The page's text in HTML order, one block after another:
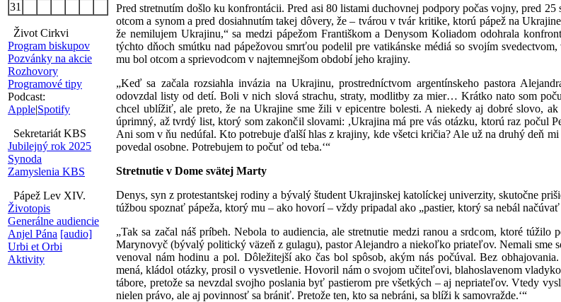
31
Život Cirkvi
Program biskupov
Pozvánky na akcie
Rozhovory
Programové tipy
Podcast:
Apple|Spotify
Sekretariát KBS
Jubilejný rok 2025
Synoda
Zamyslenia KBS
Pápež Lev XIV.
Životopis
Generálne audiencie
Anjel Pána [audio]
Urbi et Orbi
Aktivity
Pred stretnutím došlo ku konfrontácii. Pred asi 80 listami duchovnej podpory počas vojny, pred
otcom a synom a pred dosiahnutím takej dôvery, že – tvárou v tvár kritike, ktorú pápež na
že nemilujem Ukrajinu,“ sa medzi pápežom Františkom a Denysom Koliadom odohrala
týchto dňoch smútku nad pápežovou smrťou podelil pre vatikánske médiá so svojím
mu bol otcom a sprievodcom v najtemnejšom období jeho krajiny.
„Keď sa začala rozsiahla invázia na Ukrajinu, prostredníctvom argentínskeho pastora
odovzdal listy od detí. Boli v nich slová strachu, straty, modlitby za mier… Krátko nato som
chcel ublížiť, ale preto, že na Ukrajine sme žili v epicentre bolesti. A niekedy aj dobré slovo,
úprimný, až tvrdý list, ktorý som zakončil slovami: ,Ukrajina má pre vás otázku, ktorú raz počul
Ani som v ňu nedúfal. Kto potrebuje ďalší hlas z krajiny, kde všetci kričia? Ale už na druhý deň
povedal osobne. Potrebujem to počuť od teba.‘“
Stretnutie v Dome svätej Marty
Denys, syn z protestantskej rodiny a bývalý študent Ukrajinskej katolíckej univerzity, skutočne
túžbou spoznať pápeža, ktorý mu – ako hovorí – vždy pripadal ako „pastier, ktorý sa nebál
„Tak sa začal náš príbeh. Nebola to audiencia, ale stretnutie medzi ranou a srdcom, ktoré
Marynovyč (bývalý politický väzeň z gulagu), pastor Alejandro a niekoľko priateľov. Nemali sme
venoval nám hodinu a pol. Dôležitejší ako čas bol spôsob, akým nás počúval. Bez
mená, kládol otázky, prosil o vysvetlenie. Hovoril nám o svojom učiteľovi, blahoslavenom
tábore, pretože sa nevzdal svojho poslania byť pastierom pre všetkých – aj nepriateľov. Vtedy
nielen právo, ale aj povinnosť sa brániť. Pretože ten, kto sa nebráni, sa blíži k samovražde.‘“